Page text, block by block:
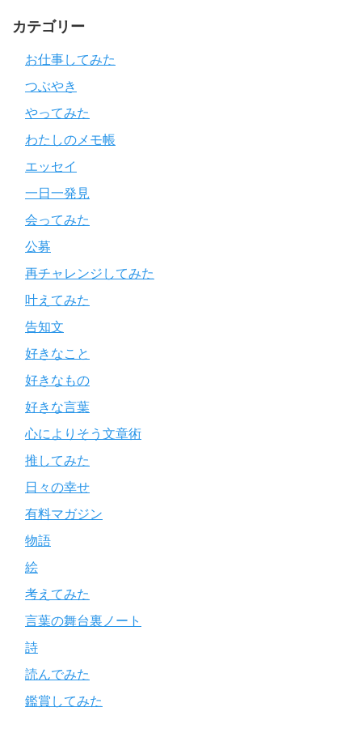
カテゴリー
お仕事してみた
つぶやき
やってみた
わたしのメモ帳
エッセイ
一日一発見
会ってみた
公募
再チャレンジしてみた
叶えてみた
告知文
好きなこと
好きなもの
好きな言葉
心によりそう文章術
推してみた
日々の幸せ
有料マガジン
物語
絵
考えてみた
言葉の舞台裏ノート
詩
読んでみた
鑑賞してみた